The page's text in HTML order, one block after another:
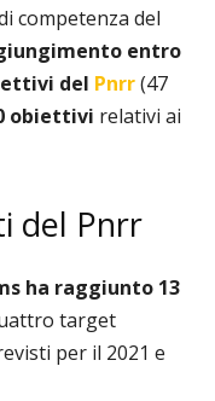
competenza del
entro
del Pnrr(47
obiettivi relativi ai
del Pnrr
ha raggiunto 13
target
per il 2021 e